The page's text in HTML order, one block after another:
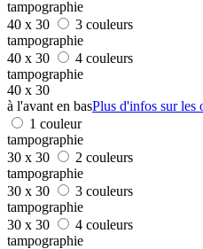
tampographie
40 x 30
3 couleurs
tampographie
40 x 30
4 couleurs
tampographie
40 x 30
à l'avant en basPlus d'infos sur les
1 couleur
tampographie
30 x 30
2 couleurs
tampographie
30 x 30
3 couleurs
tampographie
30 x 30
4 couleurs
tampographie